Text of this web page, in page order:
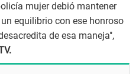
mujer debió mantener
equilibrio con ese honroso
de esa maneja",